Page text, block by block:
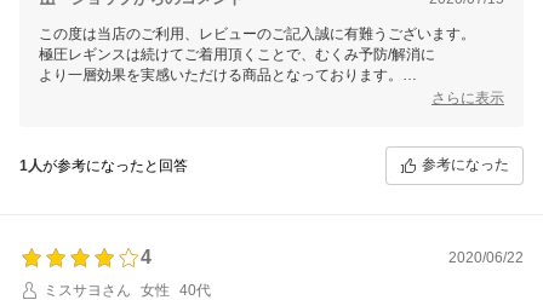
この度は当店のご利用、レビューのご記入誠に有難うございます。
極圧レギンスは続けてご着用頂くことで、むくみ予防/解消に
より一層効果を実感いただける商品となっております。
お尻の下が段になるとのご意見は他のお客様からも頂いており、只今改
今後ともお客様のご期待に添えるよう商品向上、店舗運営に励んでまい
ります。
さらに表示
1人が参考になったと回答 参考になった
4
2020/06/22
ミスサヨさん
女性 40代